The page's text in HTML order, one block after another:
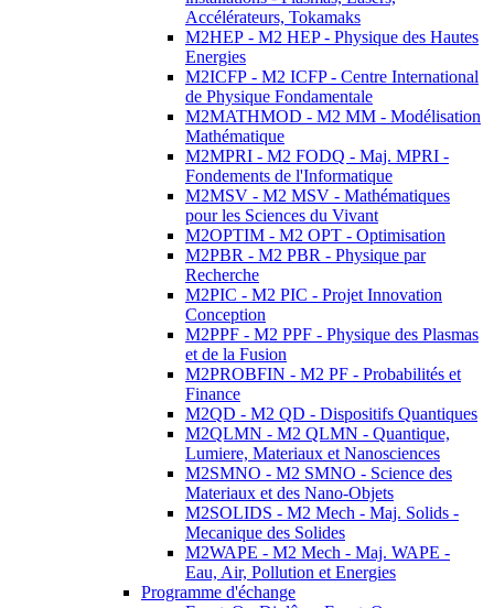
Accélérateurs, Tokamaks
M2HEP - M2 HEP - Physique des Hautes
Energies
M2ICFP - M2 ICFP - Centre International
de Physique Fondamentale
M2MATHMOD - M2 MM - Modélisation
Mathématique
M2MPRI - M2 FODQ - Maj. MPRI -
Fondements de l'Informatique
M2MSV - M2 MSV - Mathématiques
pour les Sciences du Vivant
M2OPTIM - M2 OPT - Optimisation
M2PBR - M2 PBR - Physique par
Recherche
M2PIC - M2 PIC - Projet Innovation
Conception
M2PPF - M2 PPF - Physique des Plasmas
et de la Fusion
M2PROBFIN - M2 PF - Probabilités et
Finance
M2QD - M2 QD - Dispositifs Quantiques
M2QLMN - M2 QLMN - Quantique,
Lumiere, Materiaux et Nanosciences
M2SMNO - M2 SMNO - Science des
Materiaux et des Nano-Objets
M2SOLIDS - M2 Mech - Maj. Solids -
Mecanique des Solides
M2WAPE - M2 Mech - Maj. WAPE -
Eau, Air, Pollution et Energies
Programme d'échange